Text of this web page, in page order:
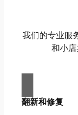
我们的专业服
和小店
翻新和修复